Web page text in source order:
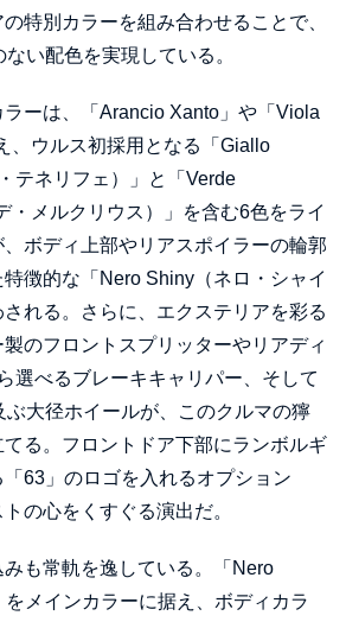
特別カラーを組み合わせることで、
い配色を実現している。
ーは、「Arancio Xanto」や「Viola
、ウルス初採用となる「Giallo
テネリフェ）」と「Verde
・メルクリウス）」を含む6色をライ
ボディ上部やリアスポイラーの輪郭
徴的な「Nero Shiny（ネロ・シャイ
れる。さらに、エクステリアを彩る
のフロントスプリッターやリアディ
選べるブレーキキャリパー、そして
大径ホイールが、このクルマの獰
る。フロントドア下部にランボルギ
63」のロゴを入れるオプション
の心をくすぐる演出だ。
も常軌を逸している。「Nero
メインカラーに据え、ボディカラ